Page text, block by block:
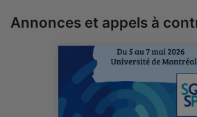
Annonces et appels à